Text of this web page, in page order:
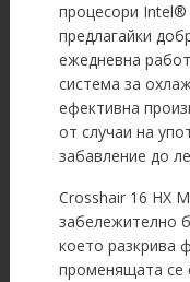
процесори
предлагайки
ежедневна
система за
ефективна
от случаи на
забавление до
Crosshair 16 HX
забележително
което разкрива
променящата се